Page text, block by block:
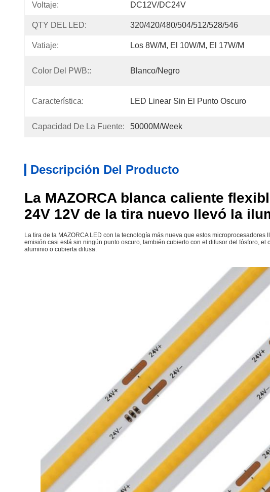
Voltaje: DC12V/DC24V
QTY DEL LED: 320/420/480/504/512/528/546
Vatiaje: Los 8W/m, El 10W/m, El 17W/m
Color Del PWB:: Blanco/negro
Característica: LED Linear Sin El Punto Oscuro
Capacidad De La Fuente: 50000M/week
Descripción Del Producto
La MAZORCA blanca caliente
24V 12V de la tira nuevo llevó la
La tira de la MAZORCA LED con la tecnología más nueva que estos
emisión casi está sin ningún punto oscuro, también cubierto con el difusor del fósforo,
aluminio o cubierta difusa.